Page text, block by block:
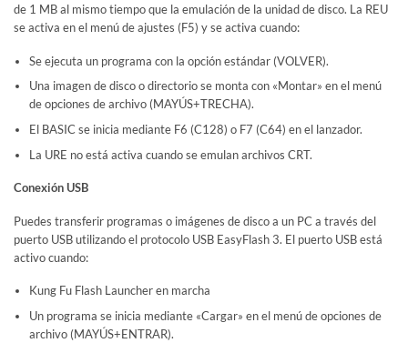
de 1 MB al mismo tiempo que la emulación de la unidad de disco. La REU
se activa en el menú de ajustes (F5) y se activa cuando:
Se ejecuta un programa con la opción estándar (VOLVER).
Una imagen de disco o directorio se monta con «Montar» en el menú
de opciones de archivo (MAYÚS+TRECHA).
El BASIC se inicia mediante F6 (C128) o F7 (C64) en el lanzador.
La URE no está activa cuando se emulan archivos CRT.
Conexión USB
Puedes transferir programas o imágenes de disco a un PC a través del
puerto USB utilizando el protocolo USB EasyFlash 3. El puerto USB está
activo cuando:
Kung Fu Flash Launcher en marcha
Un programa se inicia mediante «Cargar» en el menú de opciones de
archivo (MAYÚS+ENTRAR).